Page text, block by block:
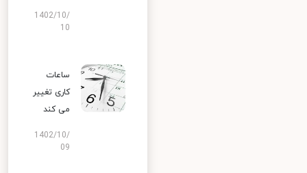
1402/10/
10
ساعات
کاری تغییر
می‌ کند
1402/10/
09